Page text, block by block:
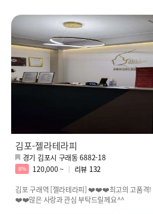
김포-젤라테라피
경기 김포시 구래동 6882-18
8% 120,000 ~ 리뷰 132
김포 구래역 [젤라테라피] ❤️❤️❤️최고의 고품격
❤️❤️많은 사랑과 관심 부탁드릴께요^^